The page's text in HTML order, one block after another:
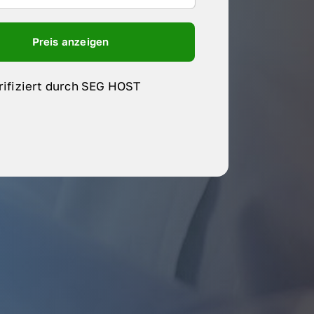
Preis anzeigen
durch SEG HOST